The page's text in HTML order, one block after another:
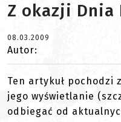
Z okazji Dnia
08.03.2009
Autor:
Ten artykuł pochodzi
jego wyświetlanie
odbiegać od